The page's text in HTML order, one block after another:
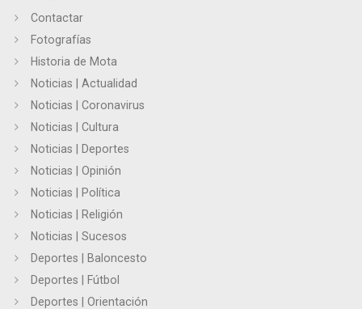
Contactar
Fotografías
Historia de Mota
Noticias | Actualidad
Noticias | Coronavirus
Noticias | Cultura
Noticias | Deportes
Noticias | Opinión
Noticias | Política
Noticias | Religión
Noticias | Sucesos
Deportes | Baloncesto
Deportes | Fútbol
Deportes | Orientación